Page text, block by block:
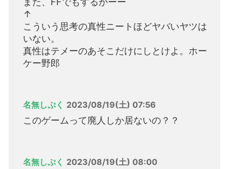
↑
こういう思考の真性ニートほどヤバいヤツは
いない。
真性はテメーのあそこだけにしとけよ。ホー
ケー野郎
名無しぷく 2023/08/19(土) 07:56
このゲームって廃人しか居ないの？？
名無しぷく 2023/08/19(土) 08:00